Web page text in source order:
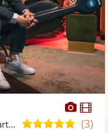
5,0(3)
Ensemble/Musikgruppe, Streichquartett